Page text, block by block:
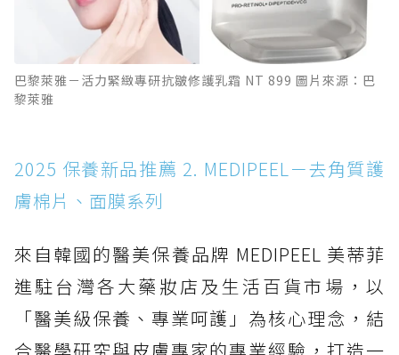
巴黎萊雅－活力緊緻專研抗皺修護乳霜 NT 899 圖片來源：巴
黎萊雅
2025 保養新品推薦 2. MEDIPEEL－去角質護
膚棉片、面膜系列
來自韓國的醫美保養品牌 MEDIPEEL 美蒂菲
進駐台灣各大藥妝店及生活百貨市場，以
「醫美級保養、專業呵護」為核心理念，結